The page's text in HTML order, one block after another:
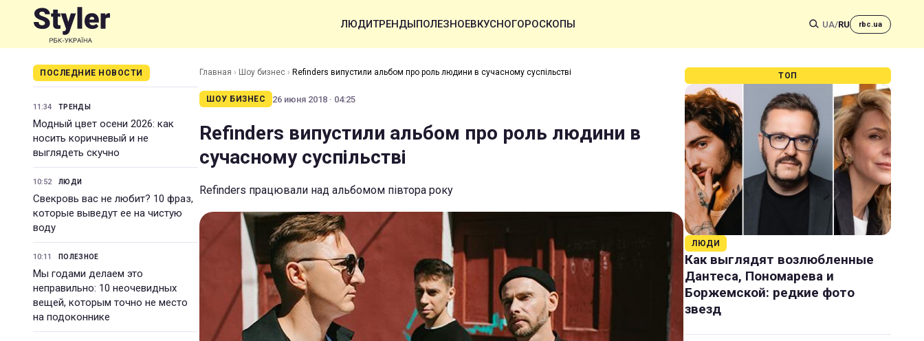
ЛЮДИТРЕНДЫПОЛЕЗНОЕВКУСНОГОРОСКОПЫ UA/RU rbc.ua
ПОСЛЕДНИЕ НОВОСТИ
11:34 ТРЕНДЫ
Модный цвет осени 2026: как
носить коричневый и не
выглядеть скучно
10:52 ЛЮДИ
Свекровь вас не любит? 10 фраз,
которые выведут ее на чистую
воду
10:11 ПОЛЕЗНОЕ
Мы годами делаем это
неправильно: 10 неочевидных
вещей, которым точно не место
на подоконнике
Главная › Шоу бизнес › Refinders випустили альбом про роль людини в сучасному суспільстві
ШОУ БИЗНЕС 26 июня 2018 · 04:25
Refinders випустили альбом про роль людини в
сучасному суспільстві
Refinders працювали над альбомом півтора року
ТОП
ЛЮДИ
Как выглядят возлюбленные
Дантеса, Пономарева и
Боржемской: редкие фото
звезд